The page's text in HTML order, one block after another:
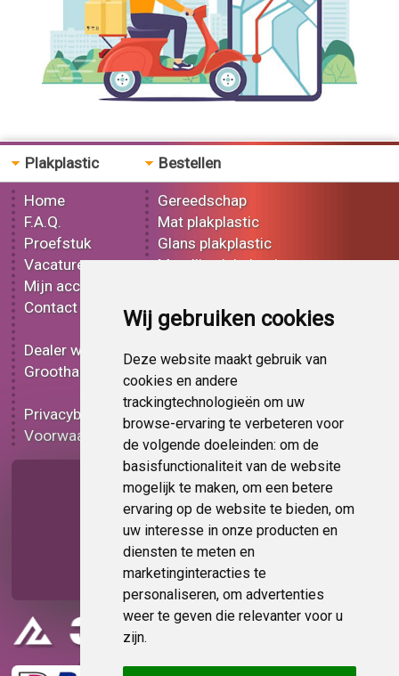
Wij gebruiken cookies
Deze website maakt gebruik van
cookies en andere
trackingtechnologieën om uw
browse-ervaring te verbeteren voor
de volgende doeleinden: om de
basisfunctionaliteit van de website
mogelijk te maken, om een betere
ervaring op de website te bieden, om
uw interesse in onze producten en
diensten te meten en
marketinginteracties te
personaliseren, om advertenties
weer te geven die relevanter voor u
zijn.
Plakplastic
Home
F.A.Q.
Proefstuk
Vacatures
Mijn account
Contact
Dealer worden
Groothandel
Privacybeleid
Voorwaarden
Bestellen
Gereedschap
Mat plakplastic
Glans plakplastic
Metallic plakplastic
Effect plakplastic
Bedrukt plakplastic
Carbon plakplastic
Lampen folie
Functionele folie
Plakplastic korting
Op bestelling
Pagina delen